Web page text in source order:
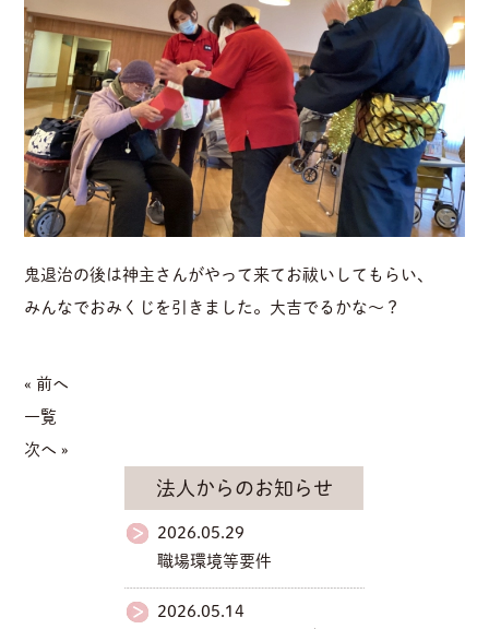
鬼退治の後は神主さんがやって来てお祓いしてもらい、
みんなでおみくじを引きました。大吉でるかな～？
« 前へ
一覧
次へ »
法人からのお知らせ
2026.05.29
職場環境等要件
2026.05.14